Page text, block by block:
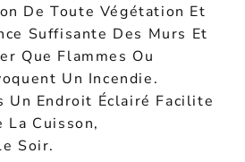
De Toute Végétation Et
Suffisante Des Murs Et
Que Flammes Ou
Un Incendie.
Un Endroit Éclairé Facilite
La Cuisson,
Soir.